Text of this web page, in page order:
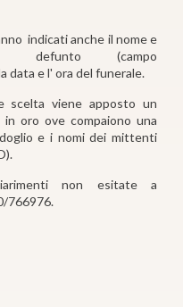
indicati anche il nome e
defunto (campo
data e l' ora del funerale.
scelta viene apposto un
oro ove compaiono una
e i nomi dei mittenti
non esitate a
766976.